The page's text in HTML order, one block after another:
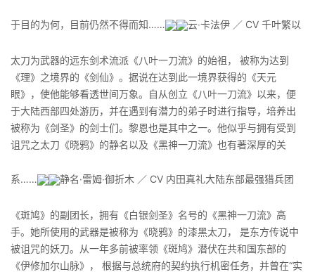
于目的为何，目前仍然不得而知…… 云‧卡法伊 ／ CV 千叶繁以
太刀为武器的远东剑术流派《八叶一刀流》的始祖， 被称为达到
《理》之境界的《剑仙》。据说在达到此一境界获得的《天元
眼》，使他能够看透世间万象。自从创立《八叶一刀流》以来，便
于大陆西部四处游历，并在遇到有潜力的弟子时进行指导，培养出
被称为《剑圣》的剑士们。黎恩也是其中之一。他似乎与拥有受到
诅咒之太刀《晓鸦》的静名以及《黑神一刀流》也有著深厚的关
系…… 静名‧雷姆‧御折木 ／ CV 内田真礼大陆东部最强猎兵团
《斑鸠》的副团长，拥有《白银剑圣》名号的《黑神一刀流》高
手。她所使用的武器是被称为《晓鸦》的漆黑太刀， 是东方传说中
被诅咒的妖刀。从一年多前被率领《斑鸠》潜伏在共和国东部的
《伊修加尔山脉》， 根据与总统府的契约执行机密任务，并曾在“实